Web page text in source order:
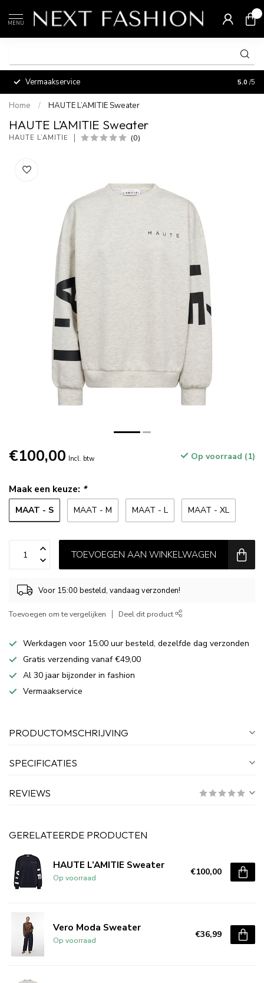
MENU
Vermaakservice 5.0 /5
Home / HAUTE L’AMITIE Sweater
HAUTE L’AMITIE Sweater
HAUTE L’AMITIĖ (0)
€100,00 Incl. btw Op voorraad (1)
Maak een keuze: *
MAAT - S MAAT - M MAAT - L MAAT - XL
TOEVOEGEN AAN WINKELWAGEN
Voor 15:00 besteld, vandaag verzonden!
Toevoegen om te vergelijken Deel dit product
Werkdagen voor 15:00 uur besteld, dezelfde dag verzonden
Gratis verzending vanaf €49,00
Al 30 jaar bijzonder in fashion
Vermaakservice
PRODUCTOMSCHRIJVING
SPECIFICATIES
REVIEWS
GERELATEERDE PRODUCTEN
HAUTE L’AMITIE Sweater
Op voorraad
€100,00
Vero Moda Sweater
Op voorraad
€36,99